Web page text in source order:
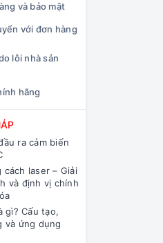
và bảo mật
với đơn hàng
lỗi nhà sản
hãng
ra cảm biến
cách laser – Giải
và định vị chính
gì? Cấu tạo,
và ứng dụng